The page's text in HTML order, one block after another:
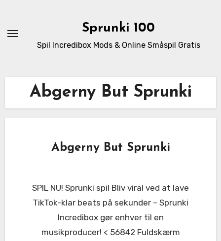
content
Sprunki 100
Spil Incredibox Mods & Online Småspil Gratis
Abgerny But Sprunki
Abgerny But Sprunki
SPIL NU! Sprunki spil Bliv viral ved at lave
TikTok-klar beats på sekunder – Sprunki
Incredibox gør enhver til en
musikproducer! < 56842 Fuldskærm